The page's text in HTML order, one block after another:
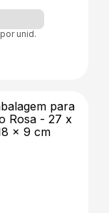
por unid.